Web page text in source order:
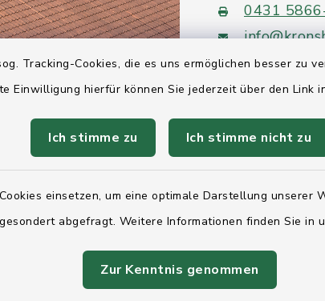
Tracking-Cookies, die es uns ermöglichen besser zu
Einwilligung hierfür können Sie jederzeit über den Link
Ich stimme zu Ich stimme nicht zu
einsetzen, um eine optimale Darstellung unserer
abgefragt. Weitere Informationen finden Sie in
Zur Kenntnis genommen
0431
Quicklinks
Kreis